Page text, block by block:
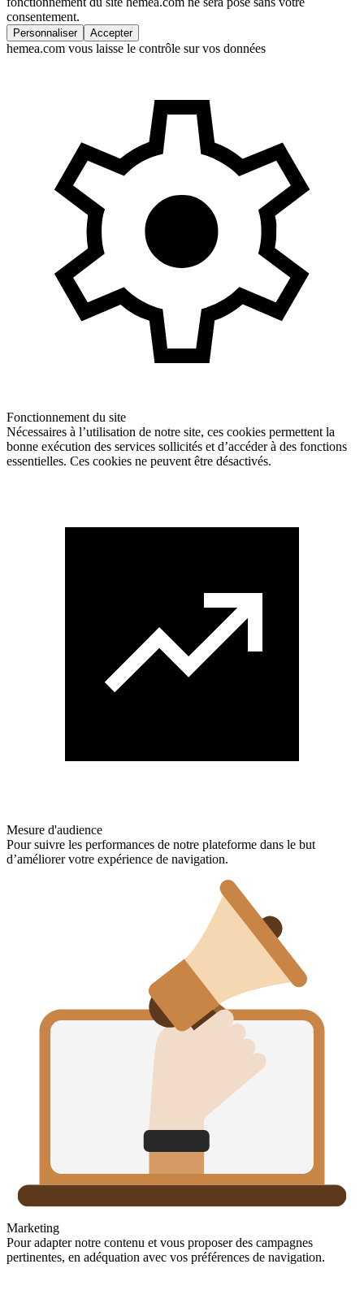
consentement.
Personnaliser Accepter
hemea.com vous laisse le contrôle sur vos données
Fonctionnement du site
Nécessaires à l’utilisation de notre site, ces cookies permettent la
bonne exécution des services sollicités et d’accéder à des fonctions
essentielles. Ces cookies ne peuvent être désactivés.
Mesure d'audience
Pour suivre les performances de notre plateforme dans le but
d’améliorer votre expérience de navigation.
Marketing
Pour adapter notre contenu et vous proposer des campagnes
pertinentes, en adéquation avec vos préférences de navigation.